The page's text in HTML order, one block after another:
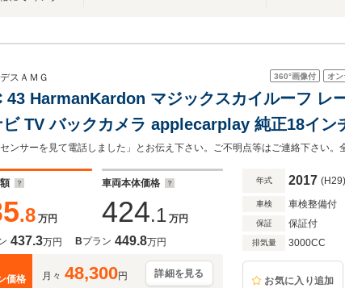
360°画像付 オ
スＡＭＧ
43 HarmanKardon マジックスカイルーフ レ
ビ TV バックカメラ applecarplay 純正18イン
フ革 メモリ付きパワーシート シートヒータ
.8 万円
車両本体価格
424.1 万円
437.3万円 Bプラン 449.8万円
価格
月々 48,300円 詳細を見る
年式 2017 (H29)
車検 車検整備付
保証 保証付
排気量 3000CC
お気に入り追加